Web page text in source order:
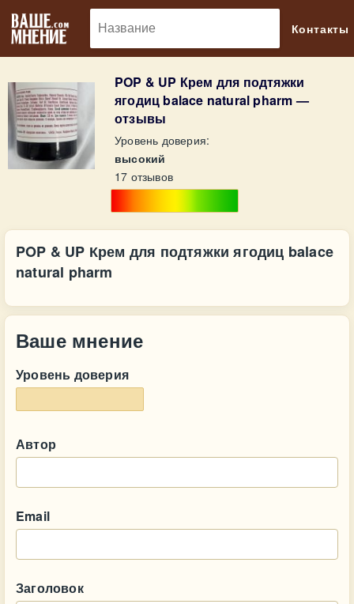
Контакты
POP & UP Крем для подтяжки
ягодиц balace natural pharm —
отзывы
Уровень доверия:
высокий
17 отзывов
POP & UP Крем для подтяжки ягодиц balace
natural pharm
Ваше мнение
Уровень доверия
Автор
Email
Заголовок